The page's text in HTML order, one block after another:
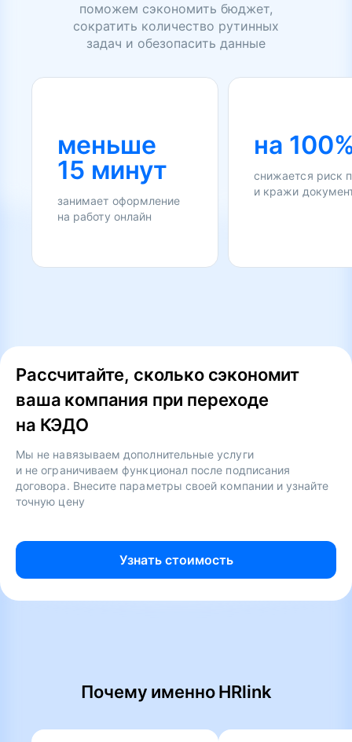
поможем сэкономить бюджет,
сократить количество рутинных
задач и обезопасить данные
меньше
15 минут
занимает оформление
на работу онлайн
на
снижается риск
и кражи
Рассчитайте, сколько сэкономит
ваша компания при переходе
на КЭДО
Мы не навязываем дополнительные услуги
и не ограничиваем функционал после подписания
договора. Внесите параметры своей компании и узнайте
точную цену
Узнать стоимость
Почему именно HRlink